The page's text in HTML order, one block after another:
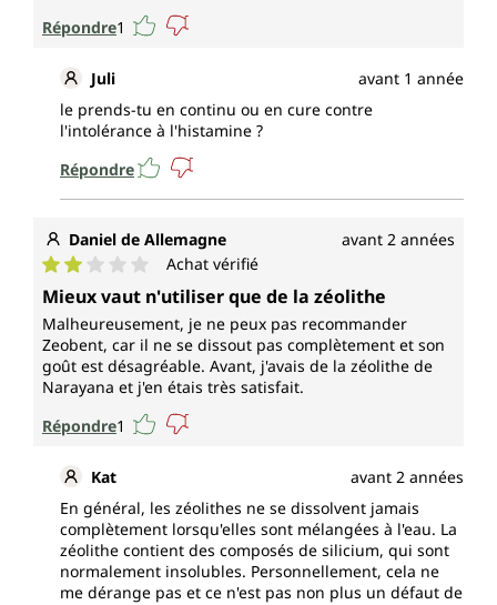
Répondre1
Juli
avant 1 année
le prends-tu en continu ou en cure contre
l'intolérance à l'histamine ?
Répondre
Daniel de Allemagne avant 2 années
Note moyenne de 2 sur 5 étoiles
Achat vérifié
Mieux vaut n'utiliser que de la zéolithe
Malheureusement, je ne peux pas recommander
Zeobent, car il ne se dissout pas complètement et son
goût est désagréable. Avant, j'avais de la zéolithe de
Narayana et j'en étais très satisfait.
Répondre1
Kat
avant 2 années
En général, les zéolithes ne se dissolvent jamais
complètement lorsqu'elles sont mélangées à l'eau. La
zéolithe contient des composés de silicium, qui sont
normalement insolubles. Personnellement, cela ne
me dérange pas et ce n'est pas non plus un défaut de